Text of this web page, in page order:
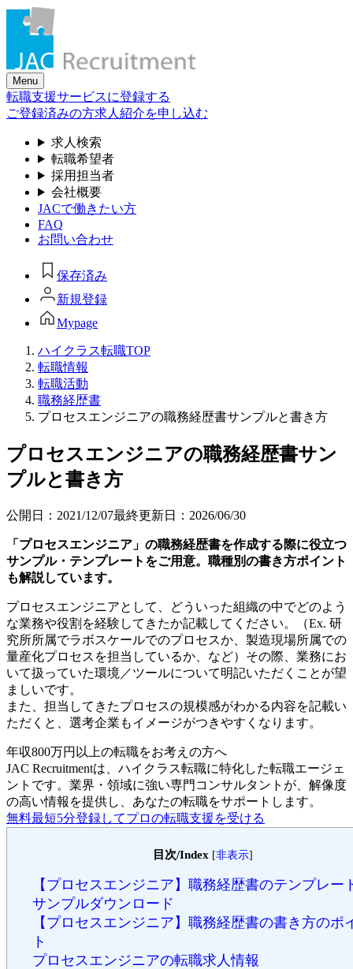
Skip
content
Menu
転職支援サービスに登録する
ご登録済みの方求人紹介を申し込む
求人検索
転職希望者
採用担当者
会社概要
JACで働きたい方
FAQ
お問い合わせ
保存済み
新規登録
Mypage
ハイクラス転職TOP
転職情報
転職活動
職務経歴書
プロセスエンジニアの職務経歴書サンプルと書き方
プロセスエンジニアの職務経歴書サン
プルと書き方
公開日： 2021/12/07最終更新日： 2026/06/30
「プロセスエンジニア」の職務経歴書を作成する際に役立つ
サンプル・テンプレートをご用意。職種別の書き方ポイント
も解説しています。
プロセスエンジニアとして、どういった組織の中でどのよう
な業務や役割を経験してきたか記載してください。（Ex. 研
究所所属でラボスケールでのプロセスか、製造現場所属での
量産化プロセスを担当しているか、など）その際、業務にお
いて扱っていた環境／ツールについて明記いただくことが望
ましいです。
また、担当してきたプロセスの規模感がわかる内容を記載い
ただくと、選考企業もイメージがつきやすくなります。
年収800万円以上の転職をお考えの方へ
JAC Recruitmentは、ハイクラス転職に特化した転職エージェ
ントです。 業界・領域に強い専門コンサルタントが、解像度
の高い情報を提供し、あなたの転職をサポートします。
無料最短5分登録してプロの転職支援を受ける
目次/Index [非表示]
【プロセスエンジニア】職務経歴書のテンプレー
サンプルダウンロード
【プロセスエンジニア】職務経歴書の書き方のポ
ト
プロセスエンジニアの転職求人情報